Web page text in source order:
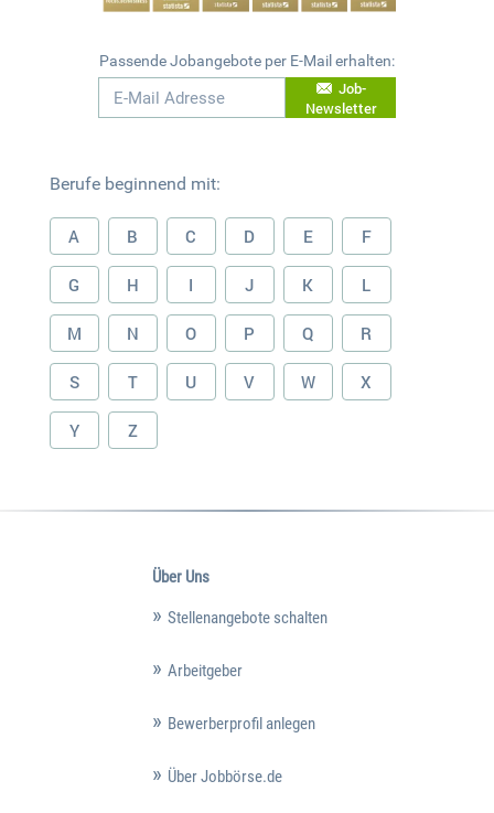
Passende Jobangebote per E-Mail erhalten:
Job-
Newsletter
Berufe beginnend mit:
A B C D E F
G H I J K L
M N O P Q R
S T U V W X
Y Z
Über Uns
Stellenangebote schalten
Arbeitgeber
Bewerberprofil anlegen
Über Jobbörse.de